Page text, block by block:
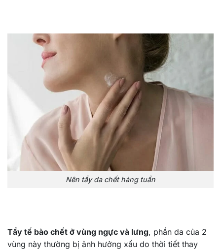
Nên tẩy da chết hàng tuần
Tẩy tế bào chết ở vùng ngực và lưng, phần da của 2
vùng này thường bị ảnh hưởng xấu do thời tiết thay